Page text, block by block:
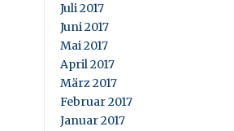
Juli 2017
Juni 2017
Mai 2017
April 2017
März 2017
Februar 2017
Januar 2017